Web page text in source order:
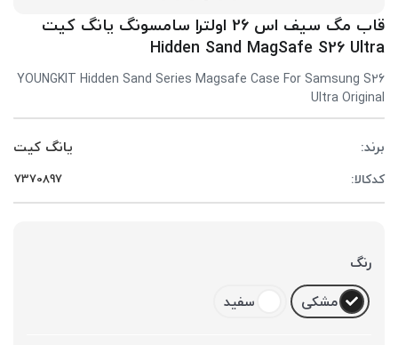
قاب مگ سیف اس 26 اولترا سامسونگ یانگ کیت
Hidden Sand MagSafe S26 Ultra
YOUNGKIT Hidden Sand Series Magsafe Case For Samsung S26
Ultra Original
برند: یانگ کیت
کدکالا:
رنگ
مشکی
سفید